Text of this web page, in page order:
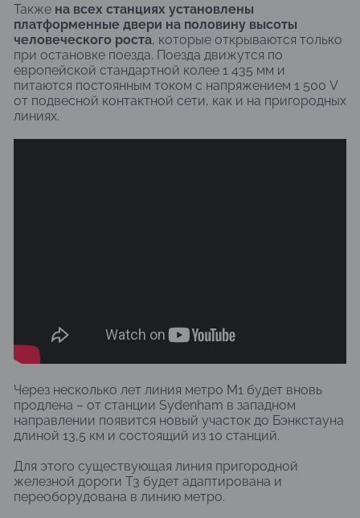
Также на всех станциях установлены
платформенные двери на половину высоты
человеческого роста, которые открываются только
при остановке поезда. Поезда движутся по
европейской стандартной колее 1 435 мм и
питаются постоянным током с напряжением 1 500 V
от подвесной контактной сети, как и на пригородных
линиях.
Через несколько лет линия метро M1 будет вновь
продлена – от станции Sydenham в западном
направлении появится новый участок до Бэнкстауна
длиной 13,5 км и состоящий из 10 станций.
Для этого существующая линия пригородной
железной дороги Т3 будет адаптирована и
переоборудована в линию метро.